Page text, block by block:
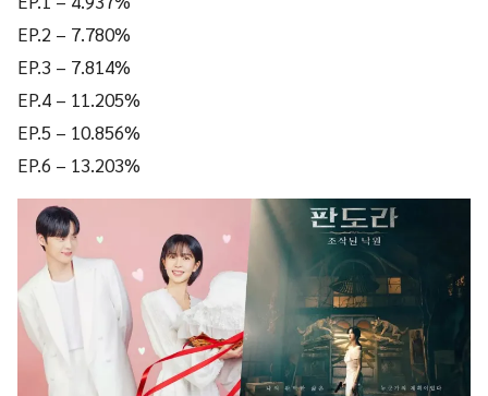
EP.2 – 7.780%
EP.3 – 7.814%
EP.4 – 11.205%
EP.5 – 10.856%
EP.6 – 13.203%